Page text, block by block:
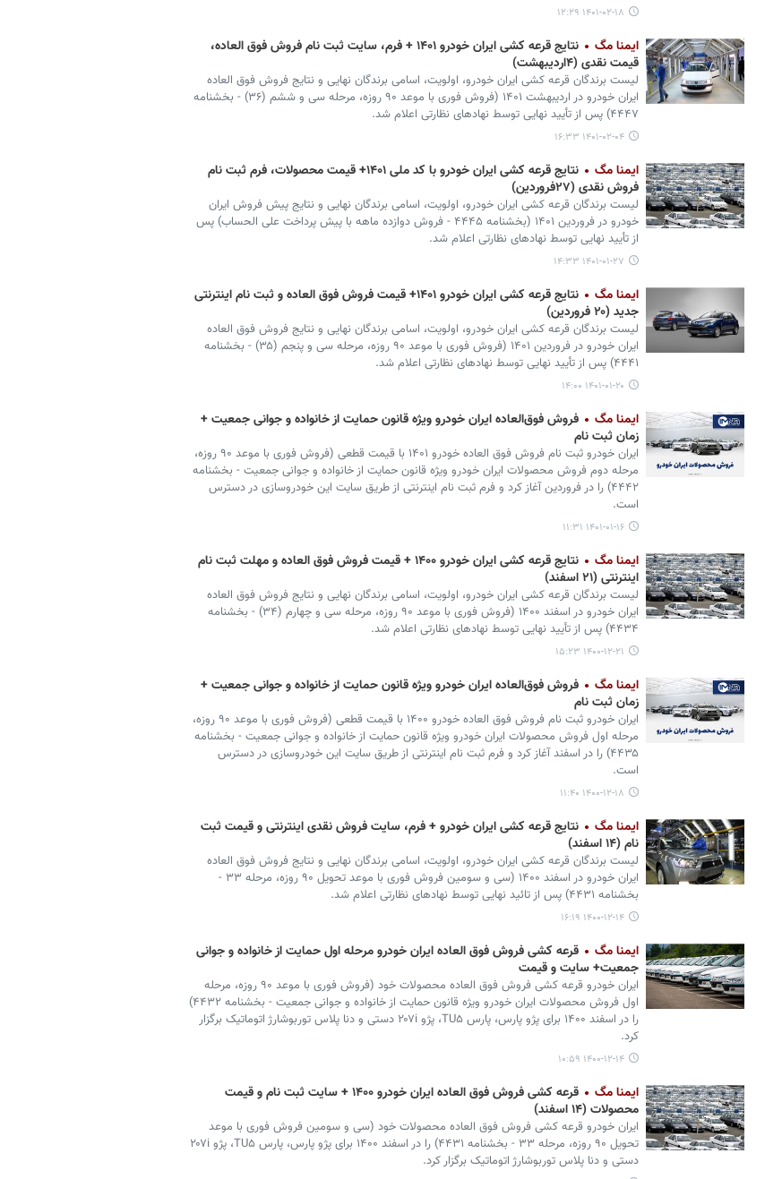
۱۴۰۱-۰۲-۱۸ ۱۲:۲۹
ایمنا مگ
نتایج قرعه کشی ایران خودرو ۱۴۰۱ + فرم، سایت ثبت نام فروش فوق العاده،
قیمت نقدی (۴اردیبهشت)
لیست برندگان قرعه کشی ایران خودرو، اولویت، اسامی برندگان نهایی و نتایج فروش فوق العاده
ایران خودرو در اردیبهشت ۱۴۰۱ (فروش فوری با موعد ۹۰ روزه، مرحله سی و ششم (۳۶) - بخشنامه
۴۴۴۷) پس از تأیید نهایی توسط نهادهای نظارتی اعلام شد.
۱۴۰۱-۰۲-۰۴ ۱۶:۳۳
ایمنا مگ
نتایج قرعه کشی ایران خودرو با کد ملی ۱۴۰۱+ قیمت محصولات، فرم ثبت نام
فروش نقدی (۲۷فروردین)
لیست برندگان قرعه کشی ایران خودرو، اولویت، اسامی برندگان نهایی و نتایج پیش فروش ایران
خودرو در فروردین ۱۴۰۱ (بخشنامه ۴۴۴۵ - فروش دوازده ماهه با پیش پرداخت علی الحساب) پس
از تأیید نهایی توسط نهادهای نظارتی اعلام شد.
۱۴۰۱-۰۱-۲۷ ۱۴:۳۳
ایمنا مگ
نتایج قرعه کشی ایران خودرو ۱۴۰۱+ قیمت فروش فوق العاده و ثبت نام اینترنتی
جدید (۲۰ فروردین)
لیست برندگان قرعه کشی ایران خودرو، اولویت، اسامی برندگان نهایی و نتایج فروش فوق العاده
ایران خودرو در فروردین ۱۴۰۱ (فروش فوری با موعد ۹۰ روزه، مرحله سی و پنجم (۳۵) - بخشنامه
۴۴۴۱) پس از تأیید نهایی توسط نهادهای نظارتی اعلام شد.
۱۴۰۱-۰۱-۲۰ ۱۴:۰۰
ایمنا مگ
فروش فوق‌العاده ایران خودرو ویژه قانون حمایت از خانواده و جوانی جمعیت +
زمان ثبت نام
ایران خودرو ثبت نام فروش فوق العاده خودرو ۱۴۰۱ با قیمت قطعی (فروش فوری با موعد ۹۰ روزه،
مرحله دوم فروش محصولات ایران خودرو ویژه قانون حمایت از خانواده و جوانی جمعیت - بخشنامه
۴۴۴۲) را در فروردین آغاز کرد و فرم ثبت نام اینترنتی از طریق سایت این خودروسازی در دسترس
است.
۱۴۰۱-۰۱-۱۶ ۱۱:۳۱
ایمنا مگ
نتایج قرعه کشی ایران خودرو ۱۴۰۰ + قیمت فروش فوق العاده و مهلت ثبت نام
اینترنتی (۲۱ اسفند)
لیست برندگان قرعه کشی ایران خودرو، اولویت، اسامی برندگان نهایی و نتایج فروش فوق العاده
ایران خودرو در اسفند ۱۴۰۰ (فروش فوری با موعد ۹۰ روزه، مرحله سی و چهارم (۳۴) - بخشنامه
۴۴۳۴) پس از تأیید نهایی توسط نهادهای نظارتی اعلام شد.
۱۴۰۰-۱۲-۲۱ ۱۵:۲۳
ایمنا مگ
فروش فوق‌العاده ایران خودرو ویژه قانون حمایت از خانواده و جوانی جمعیت +
زمان ثبت نام
ایران خودرو ثبت نام فروش فوق العاده خودرو ۱۴۰۰ با قیمت قطعی (فروش فوری با موعد ۹۰ روزه،
مرحله اول فروش محصولات ایران خودرو ویژه قانون حمایت از خانواده و جوانی جمعیت - بخشنامه
۴۴۳۵) را در اسفند آغاز کرد و فرم ثبت نام اینترنتی از طریق سایت این خودروسازی در دسترس
است.
۱۴۰۰-۱۲-۱۸ ۱۱:۴۰
ایمنا مگ
نتایج قرعه کشی ایران خودرو + فرم، سایت فروش نقدی اینترنتی و قیمت ثبت
نام (۱۴ اسفند)
لیست برندگان قرعه کشی ایران خودرو، اولویت، اسامی برندگان نهایی و نتایج فروش فوق العاده
ایران خودرو در اسفند ۱۴۰۰ (سی و سومین فروش فوری با موعد تحویل ۹۰ روزه، مرحله ۳۳ -
بخشنامه ۴۴۳۱) پس از تائید نهایی توسط نهادهای نظارتی اعلام شد.
۱۴۰۰-۱۲-۱۴ ۱۶:۱۹
ایمنا مگ
قرعه کشی فروش فوق العاده ایران خودرو مرحله اول حمایت از خانواده و جوانی
جمعیت+ سایت و قیمت
ایران خودرو قرعه کشی فروش فوق العاده محصولات خود (فروش فوری با موعد ۹۰ روزه، مرحله
اول فروش محصولات ایران خودرو ویژه قانون حمایت از خانواده و جوانی جمعیت - بخشنامه ۴۴۳۲)
را در اسفند ۱۴۰۰ برای پژو پارس، پارس TU۵، پژو ۲۰۷i دستی و دنا پلاس توربوشارژ اتوماتیک برگزار
کرد.
۱۴۰۰-۱۲-۱۴ ۱۰:۵۹
ایمنا مگ
قرعه کشی فروش فوق العاده ایران خودرو ۱۴۰۰ + سایت ثبت نام و قیمت
محصولات (۱۴ اسفند)
ایران خودرو قرعه کشی فروش فوق العاده محصولات خود (سی و سومین فروش فوری با موعد
تحویل ۹۰ روزه، مرحله ۳۳ - بخشنامه ۴۴۳۱) را در اسفند ۱۴۰۰ برای پژو پارس، پارس TU۵، پژو ۲۰۷i
دستی و دنا پلاس توربوشارژ اتوماتیک برگزار کرد.